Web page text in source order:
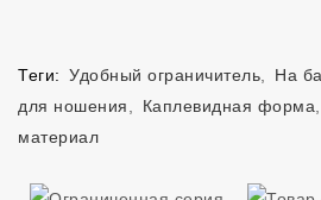
Теги: Удобный ограничитель На
для ношения
Каплевидная форма
материал